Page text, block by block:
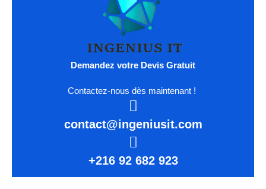
Demandez votre Devis Gratuit
Contactez-nous dès maintenant !
contact@ingeniusit.com
+216 92 682 923